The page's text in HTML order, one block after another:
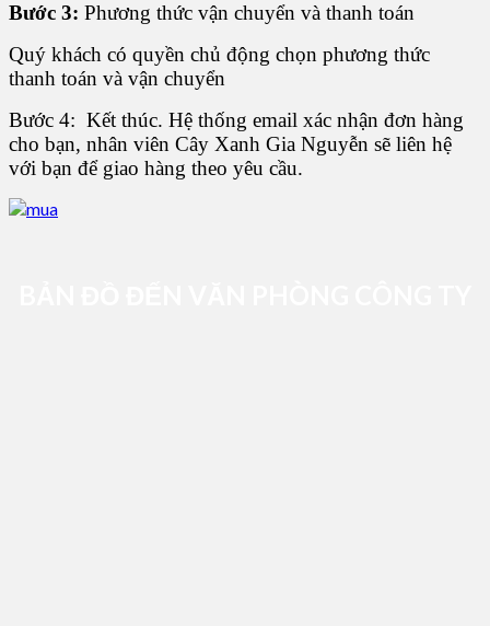
Bước 3: Phương thức vận chuyển và thanh toán
Quý khách có quyền chủ động chọn phương thức
thanh toán và vận chuyển
Bước 4: Kết thúc. Hệ thống email xác nhận đơn hàng
cho bạn, nhân viên Cây Xanh Gia Nguyễn sẽ liên hệ
với bạn để giao hàng theo yêu cầu.